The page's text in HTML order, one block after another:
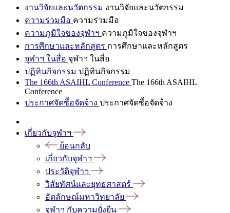
งานวิจัยและนวัตกรรม งานวิจัยและนวัตกรรม
ความร่วมมือ ความร่วมมือ
ความภูมิใจของจุฬาฯ ความภูมิใจของจุฬาฯ
การศึกษาและหลักสูตร การศึกษาและหลักสูตร
จุฬาฯ ในสื่อ จุฬาฯ ในสื่อ
ปฏิทินกิจกรรม ปฏิทินกิจกรรม
The 166th ASAIHL Conference The 166th ASAIHL
Conference
ประกาศจัดซื้อจัดจ้าง ประกาศจัดซื้อจัดจ้าง
เกี่ยวกับจุฬาฯ
ย้อนกลับ
เกี่ยวกับจุฬาฯ
ประวัติจุฬาฯ
วิสัยทัศน์และยุทธศาสตร์
อัตลักษณ์มหาวิทยาลัย
จุฬาฯ กับความยั่งยืน